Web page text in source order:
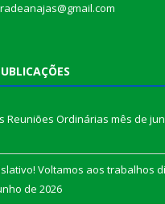
Reuniões Ordinárias mês de
Voltamos aos trabalhos
de 2026